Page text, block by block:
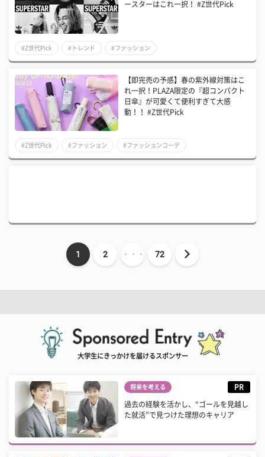
ースターはこれ一択！ #Z世代Pick
#Z世代Pick #トレンド #ファッション
【即完売の予感】春の紫外線対策はこ
れ一択！PLAZA限定の『超コンパクト
日傘』が可愛くて便利すぎて大感
動！！ #Z世代Pick
#Z世代Pick #ファッション #ファッションコーデ
1 2 ・・・ 72
大学生にきっかけを届けるスポンサー
将来を考える PR
過去の経験を活かし、“ゴールを見越し
た就活”で見つけた理想のキャリア